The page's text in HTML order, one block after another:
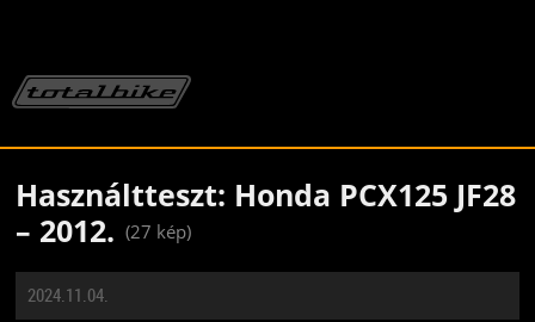
Használtteszt: Honda PCX125 JF28
– 2012. (27 kép)
2024.11.04.